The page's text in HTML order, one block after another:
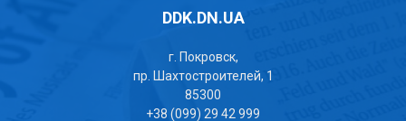
DDK.DN.UA
г. Покровск,
пр. Шахтостроителей, 1
85300
+38 (099) 29 42 999